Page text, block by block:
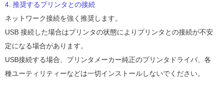
4. 推奨するプリンタとの接続
ネットワーク接続を強く推奨します。
USB 接続した場合はプリンタの状態によりプリンタとの接続が不安
定になる場合があります。
USB接続する場合、プリンタメーカー純正のプリンタドライバ、各
種ユーティリティーなどは一切インストールしないでください。